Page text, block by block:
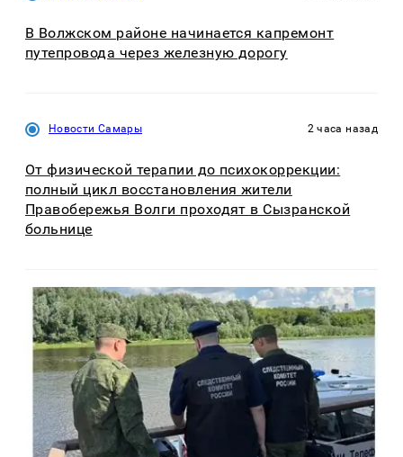
В Волжском районе начинается капремонт
путепровода через железную дорогу
Новости Самары 2 часа назад
От физической терапии до психокоррекции:
полный цикл восстановления жители
Правобережья Волги проходят в Сызранской
больнице